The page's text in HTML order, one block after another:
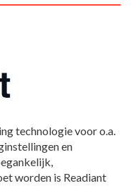
technologie voor o.a.
en
worden is Readiant